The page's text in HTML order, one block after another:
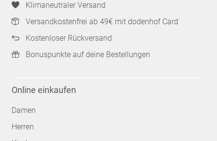
Klimaneutraler Versand
Versandkostenfrei ab 49€ mit dodenhof Card
Kostenloser Rückversand
Bonuspunkte auf deine Bestellungen
Online einkaufen
Damen
Herren